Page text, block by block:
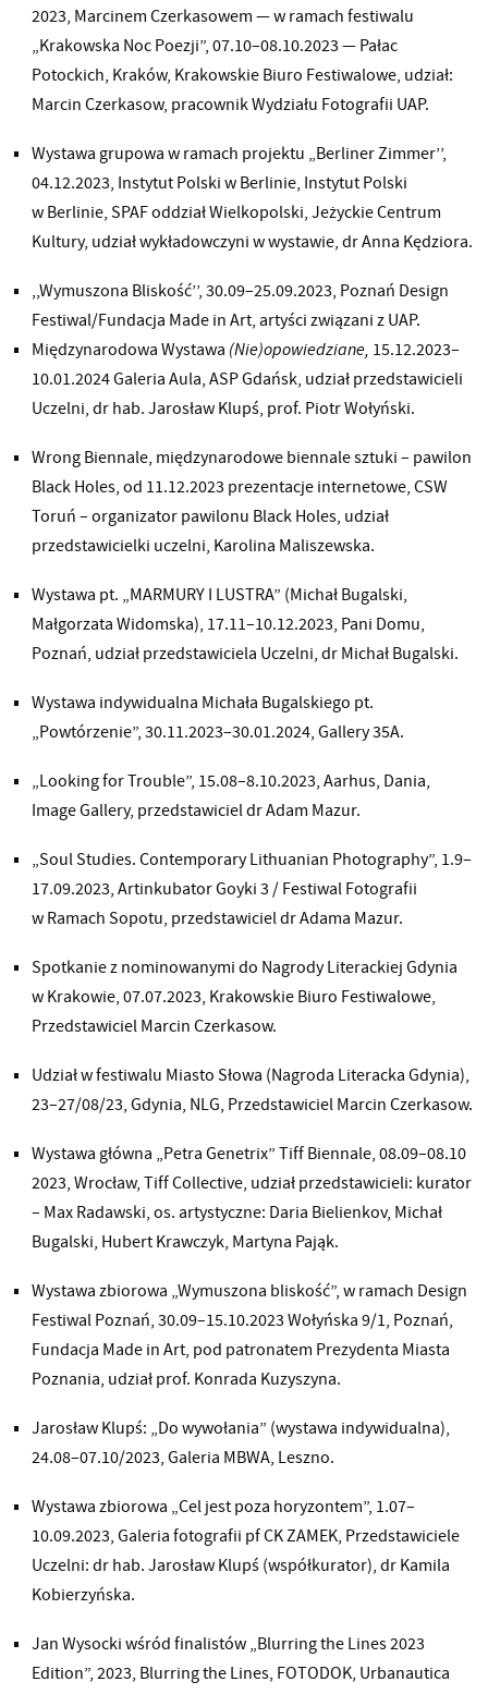
2023, Marcinem Czerkasowem — w ramach festiwalu
„Krakowska Noc Poezji”, 07.10–08.10.2023 — Pałac
Potockich, Kraków, Krakowskie Biuro Festiwalowe, udział:
Marcin Czerkasow, pracownik Wydziału Fotografii UAP.
Wystawa grupowa w ramach projektu „Berliner Zimmer’’,
04.12.2023, Instytut Polski w Berlinie, Instytut Polski
w Berlinie, SPAF oddział Wielkopolski, Jeżyckie Centrum
Kultury, udział wykładowczyni w wystawie, dr Anna Kędziora.
,,Wymuszona Bliskość’’, 30.09–25.09.2023, Poznań Design
Festiwal/Fundacja Made in Art, artyści związani z UAP.
Międzynarodowa Wystawa (Nie)opowiedziane, 15.12.2023–
10.01.2024 Galeria Aula, ASP Gdańsk, udział przedstawicieli
Uczelni, dr hab. Jarosław Klupś, prof. Piotr Wołyński.
Wrong Biennale, międzynarodowe biennale sztuki – pawilon
Black Holes, od 11.12.2023 prezentacje internetowe, CSW
Toruń – organizator pawilonu Black Holes, udział
przedstawicielki uczelni, Karolina Maliszewska.
Wystawa pt. „MARMURY I LUSTRA” (Michał Bugalski,
Małgorzata Widomska), 17.11–10.12.2023, Pani Domu,
Poznań, udział przedstawiciela Uczelni, dr Michał Bugalski.
Wystawa indywidualna Michała Bugalskiego pt.
„Powtórzenie”, 30.11.2023–30.01.2024, Gallery 35A.
„Looking for Trouble”, 15.08–8.10.2023, Aarhus, Dania,
Image Gallery, przedstawiciel dr Adam Mazur.
„Soul Studies. Contemporary Lithuanian Photography”, 1.9–
17.09.2023, Artinkubator Goyki 3 / Festiwal Fotografii
w Ramach Sopotu, przedstawiciel dr Adama Mazur.
Spotkanie z nominowanymi do Nagrody Literackiej Gdynia
w Krakowie, 07.07.2023, Krakowskie Biuro Festiwalowe,
Przedstawiciel Marcin Czerkasow.
Udział w festiwalu Miasto Słowa (Nagroda Literacka Gdynia),
23–27/08/23, Gdynia, NLG, Przedstawiciel Marcin Czerkasow.
Wystawa główna „Petra Genetrix” Tiff Biennale, 08.09–08.10
2023, Wrocław, Tiff Collective, udział przedstawicieli: kurator
– Max Radawski, os. artystyczne: Daria Bielienkov, Michał
Bugalski, Hubert Krawczyk, Martyna Pająk.
Wystawa zbiorowa „Wymuszona bliskość”, w ramach Design
Festiwal Poznań, 30.09–15.10.2023 Wołyńska 9/1, Poznań,
Fundacja Made in Art, pod patronatem Prezydenta Miasta
Poznania, udział prof. Konrada Kuzyszyna.
Jarosław Klupś: „Do wywołania” (wystawa indywidualna),
24.08–07.10/2023, Galeria MBWA, Leszno.
Wystawa zbiorowa „Cel jest poza horyzontem”, 1.07–
10.09.2023, Galeria fotografii pf CK ZAMEK, Przedstawiciele
Uczelni: dr hab. Jarosław Klupś (współkurator), dr Kamila
Kobierzyńska.
Jan Wysocki wśród finalistów „Blurring the Lines 2023
Edition”, 2023, Blurring the Lines, FOTODOK, Urbanautica